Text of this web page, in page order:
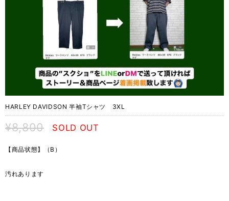
HARLEY DAVIDSON 半袖Tシャツ 3XL
¥8,800 SOLD OUT
【商品状態】（B）
汚れあります